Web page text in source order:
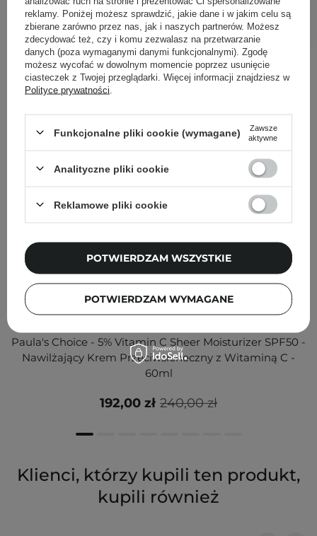
DODAJ DO KOSZYKA
Inni klienci sprawdzali również
PROMOCJA
Paula's Choice - 5% Vitamin C Sheer Moisturizer SPF50 -
Nawilżający Krem Przeciwsłoneczny z Witaminą C -
60ml
240,00 zł
192,00 zł
Klienci, którzy kupili ten produkt,
kupili również
reklamy. Poniżej możesz sprawdzić, jakie dane i w jakim celu są
zbierane zarówno przez nas, jak i naszych partnerów. Możesz
zdecydować też, czy i komu zezwalasz na przetwarzanie
danych (poza wymaganymi danymi funkcjonalnymi). Zgodę
możesz wycofać w dowolnym momencie poprzez usunięcie
ciasteczek z Twojej przeglądarki. Więcej informacji znajdziesz w
Polityce prywatności
Funkcjonalne pliki cookie (wymagane)
Zawsze
aktywne
Analityczne pliki cookie
Reklamowe pliki cookie
POTWIERDZAM WYMAGANE
POTWIERDZAM WSZYSTKIE